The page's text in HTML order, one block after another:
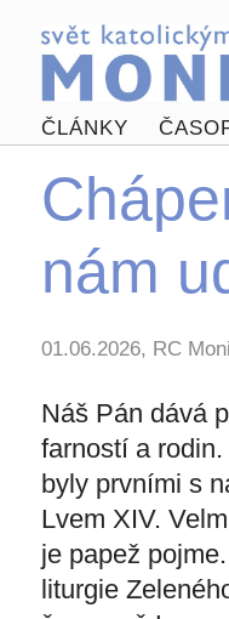
ČLÁNKY
nám
01.06.2026, RC
Náš Pán dává
farností a
byly prvními s
Lvem XIV.
je papež
liturgie